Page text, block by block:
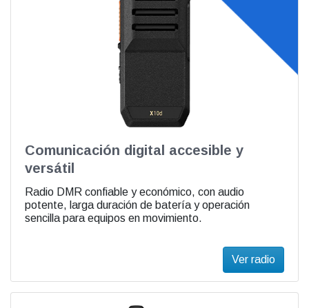
Comunicación digital accesible y
versátil
Radio DMR confiable y económico, con audio
potente, larga duración de batería y operación
sencilla para equipos en movimiento.
Ver radio